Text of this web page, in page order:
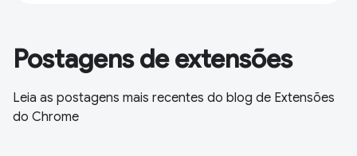
Postagens de extensões
Leia as postagens mais recentes do blog de Extensões
do Chrome